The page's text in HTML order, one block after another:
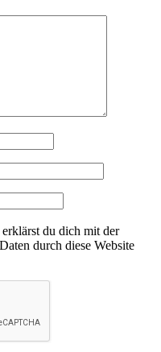
du dich mit der
durch diese Website